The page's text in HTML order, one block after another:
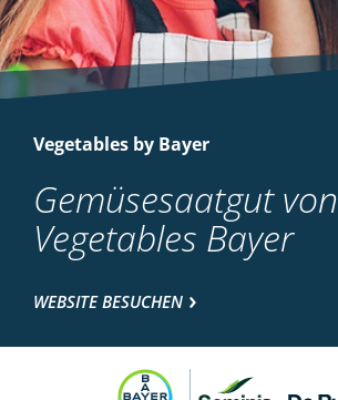
Vegetables by Bayer
Gemüsesaatgut von
Vegetables Bayer
WEBSITE BESUCHEN